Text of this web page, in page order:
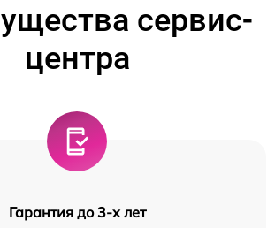
сервис-
центра
Гарантия до 3-х лет